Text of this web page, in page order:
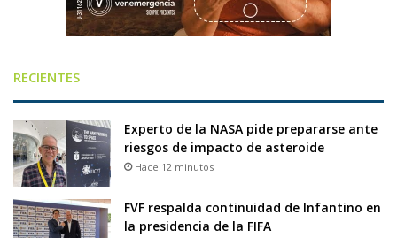
RECIENTES
Experto de la NASA pide prepararse ante
riesgos de impacto de asteroide
Hace 12 minutos
FVF respalda continuidad de Infantino en
la presidencia de la FIFA